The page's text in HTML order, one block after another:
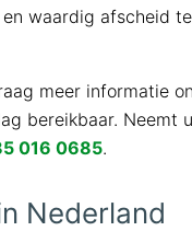
waardig afscheid
meer informatie
bereikbaar. Neemt
016 0685.
Nederland